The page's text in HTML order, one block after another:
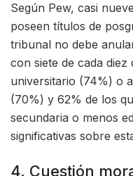
Según Pew, casi
poseen títulos de
tribunal no debe
con siete de cada
universitario (74%) o
(70%) y 62% de los
secundaria o menos
significativas sobre
4. Cuestión